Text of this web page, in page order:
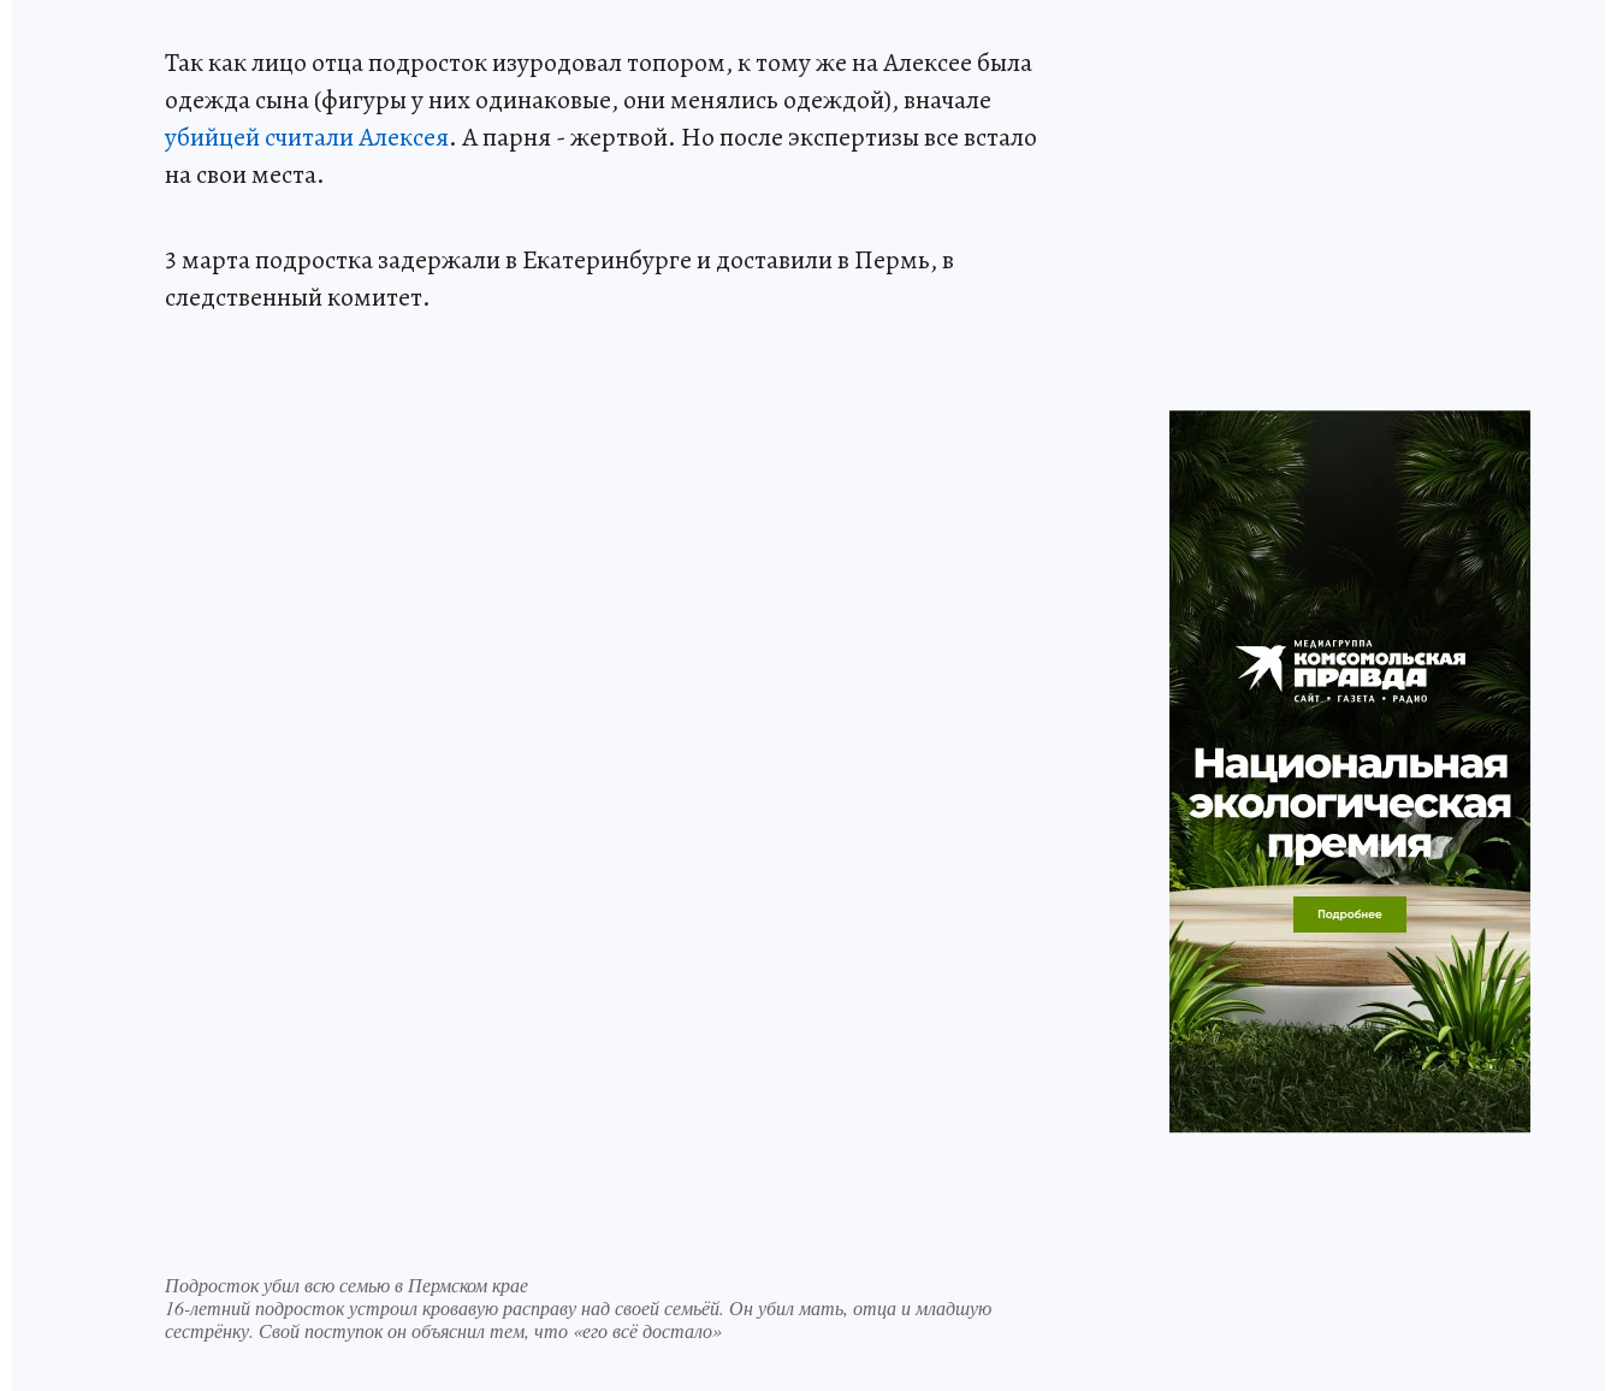
Так как лицо отца подросток изуродовал топором, к тому же на Алексее была
одежда сына (фигуры у них одинаковые, они менялись одеждой), вначале
убийцей считали Алексея. А парня - жертвой. Но после экспертизы все встало
на свои места.
3 марта подростка задержали в Екатеринбурге и доставили в Пермь, в
следственный комитет.
Подросток убил всю семью в Пермском крае
16-летний подросток устроил кровавую расправу над своей семьёй. Он убил мать, отца и младшую
сестрёнку. Свой поступок он объяснил тем, что «его всё достало»